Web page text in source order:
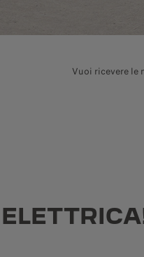
Vuoi ricevere le